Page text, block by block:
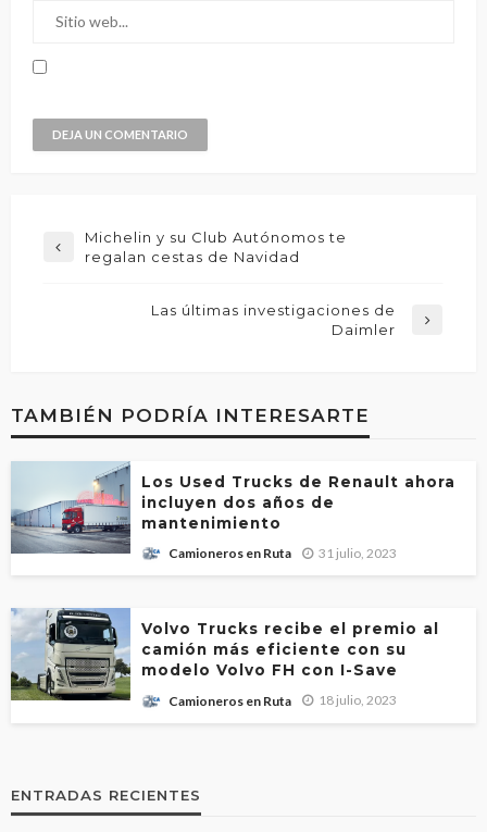
Michelin y su Club Autónomos te
regalan cestas de Navidad
Las últimas investigaciones de
Daimler
TAMBIÉN PODRÍA INTERESARTE
Los Used Trucks de Renault ahora
incluyen dos años de
mantenimiento
Camioneros en Ruta 31 julio, 2023
Volvo Trucks recibe el premio al
camión más eficiente con su
modelo Volvo FH con I-Save
Camioneros en Ruta 18 julio, 2023
ENTRADAS RECIENTES